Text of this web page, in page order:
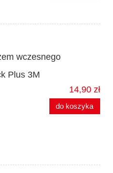
wczesnego
Plus 3M
14,90 zł
do koszyka